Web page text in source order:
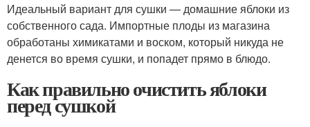
Идеальный вариант для сушки — домашние яблоки из
собственного сада. Импортные плоды из магазина
обработаны химикатами и воском, который никуда не
денется во время сушки, и попадет прямо в блюдо.
Как правильно очистить яблоки
перед сушкой